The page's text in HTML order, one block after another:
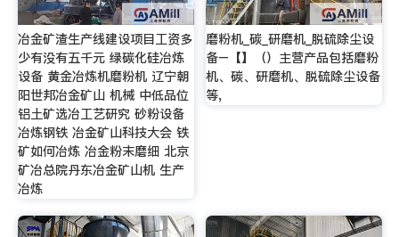
冶金矿渣生产线建设项目工资多
少有没有五千元 绿碳化硅冶炼
设备 黄金冶炼机磨粉机 辽宁朝
阳世邦冶金矿山 机械 中低品位
铝土矿选冶工艺研究 砂粉设备
冶炼钢铁 冶金矿山科技大会 铁
矿如何冶炼 冶金粉末磨细 北京
矿冶总院丹东冶金矿山机 生产
冶炼
磨粉机_碳_研磨机_脱硫除尘设
备–【】（）主营产品包括磨粉
机、碳、研磨机、脱硫除尘设备
等,